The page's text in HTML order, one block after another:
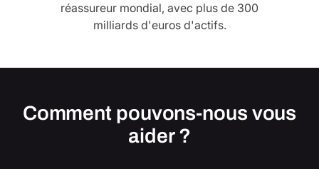
réassureur mondial, avec plus de 300
milliards d'euros d'actifs.
Comment pouvons-nous vous
aider ?